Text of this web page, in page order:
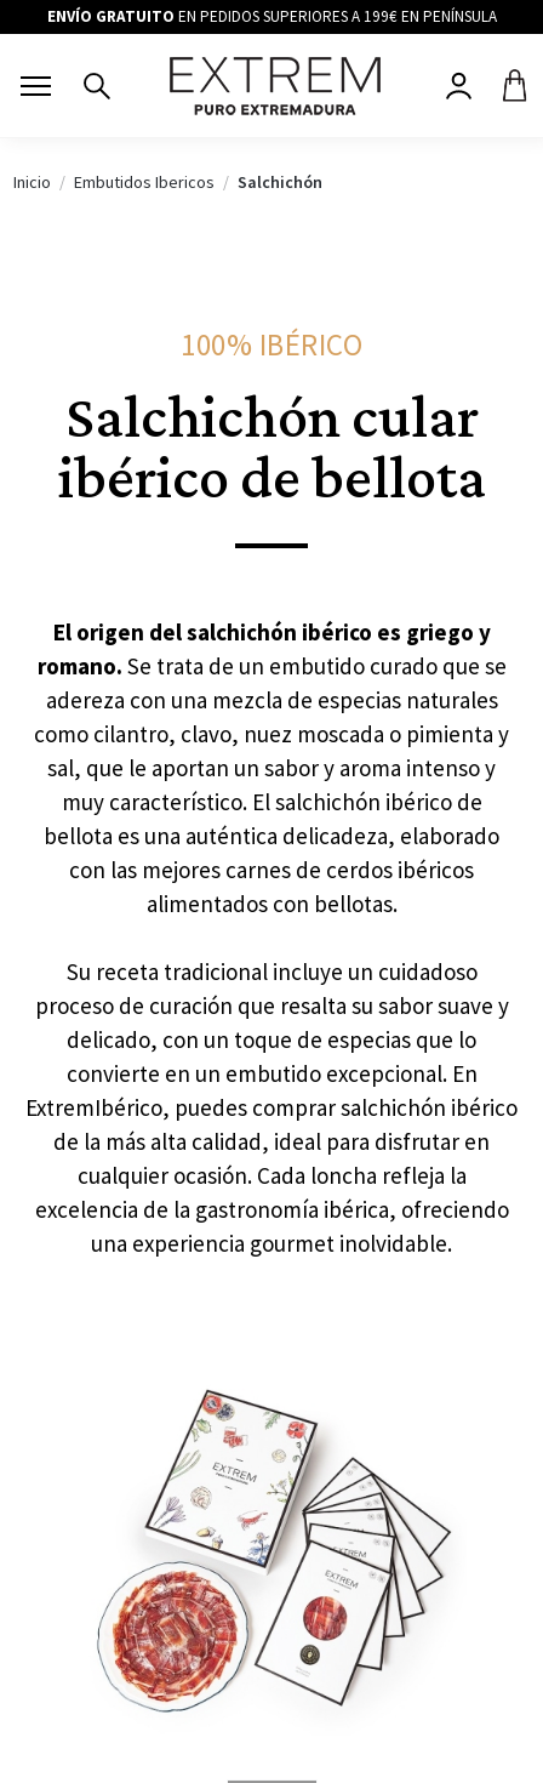
ENVÍO GRATUITO EN PEDIDOS SUPERIORES A 199€ EN PENÍNSULA
Inicio Embutidos Ibericos Salchichón
100% IBÉRICO
Salchichón cular
ibérico de bellota
El origen del salchichón ibérico es griego y
romano. Se trata de un embutido curado que se
adereza con una mezcla de especias naturales
como cilantro, clavo, nuez moscada o pimienta y
sal, que le aportan un sabor y aroma intenso y
muy característico. El salchichón ibérico de
bellota es una auténtica delicadeza, elaborado
con las mejores carnes de cerdos ibéricos
alimentados con bellotas.
Su receta tradicional incluye un cuidadoso
proceso de curación que resalta su sabor suave y
delicado, con un toque de especias que lo
convierte en un embutido excepcional. En
ExtremIbérico, puedes comprar salchichón ibérico
de la más alta calidad, ideal para disfrutar en
cualquier ocasión. Cada loncha refleja la
excelencia de la gastronomía ibérica, ofreciendo
una experiencia gourmet inolvidable.